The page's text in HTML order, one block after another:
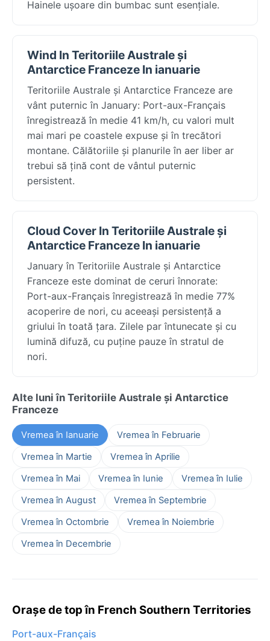
Hainele ușoare din bumbac sunt esențiale.
Wind In Teritoriile Australe și
Antarctice Franceze In ianuarie
Teritoriile Australe și Antarctice Franceze are
vânt puternic în January: Port-aux-Français
înregistrează în medie 41 km/h, cu valori mult
mai mari pe coastele expuse și în trecători
montane. Călătoriile și planurile în aer liber ar
trebui să țină cont de vântul puternic
persistent.
Cloud Cover In Teritoriile Australe și
Antarctice Franceze In ianuarie
January în Teritoriile Australe și Antarctice
Franceze este dominat de ceruri înnorate:
Port-aux-Français înregistrează în medie 77%
acoperire de nori, cu aceeași persistență a
griului în toată țara. Zilele par întunecate și cu
lumină difuză, cu puține pauze în stratul de
nori.
Alte luni în Teritoriile Australe și Antarctice
Franceze
Vremea în Ianuarie
Vremea în Februarie
Vremea în Martie
Vremea în Aprilie
Vremea în Mai
Vremea în Iunie
Vremea în Iulie
Vremea în August
Vremea în Septembrie
Vremea în Octombrie
Vremea în Noiembrie
Vremea în Decembrie
Orașe de top în French Southern Territories
Port-aux-Français